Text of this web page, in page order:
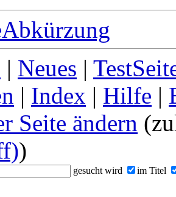
| Neues |
| Index | Hilfe |
Seite ändern
)
gesucht wird im Titel